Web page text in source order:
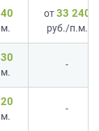
от33 240
руб./п.м.
-
-